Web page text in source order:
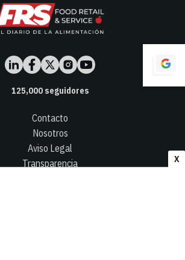
X
125,000seguidores
Contacto
Nosotros
Aviso Legal
Transparencia